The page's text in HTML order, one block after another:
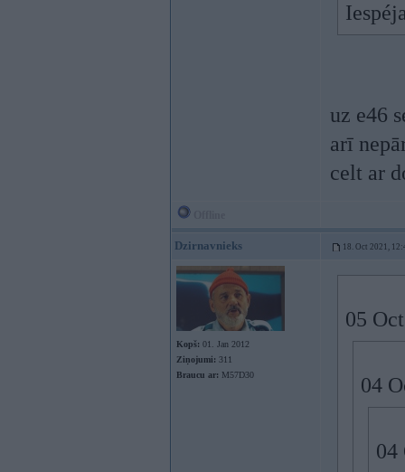
uz e46
arī
celt ar
Dzirnavnieks 18. Oct 2021,
Kopš: 01. Jan 2012
Ziņojumi: 311
Braucu ar: M57D30
05
04
04